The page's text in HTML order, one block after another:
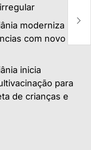
moderniza
com novo
inicia
para
de crianças e